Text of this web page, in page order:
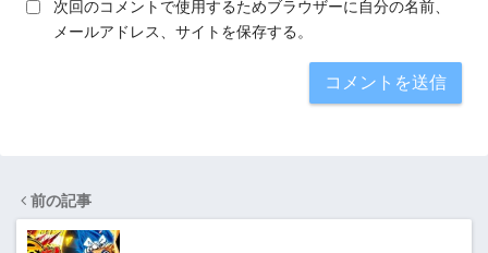
次回のコメントで使用するためブラウザーに自分の名前、
メールアドレス、サイトを保存する。
前の記事